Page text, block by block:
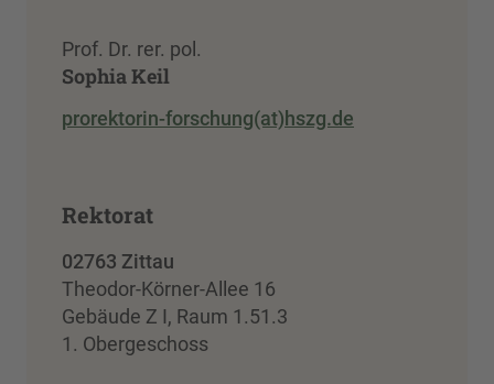
Prof. Dr. rer. pol.
Sophia Keil
prorektorin-forschung(at)hszg.de
Rektorat
02763 Zittau
Theodor-Körner-Allee 16
Gebäude Z I, Raum 1.51.3
1. Obergeschoss